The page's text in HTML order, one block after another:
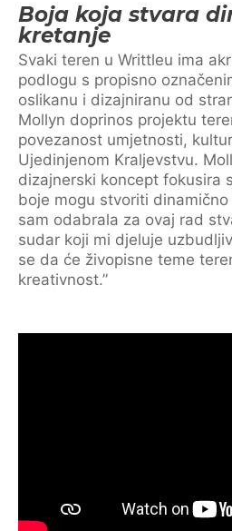
Boja koja stvara
kretanje
Svaki teren u Writtleu ima
podlogu s propisno
oslikanu i dizajniranu od
Mollyn doprinos projektu
povezanost umjetnosti,
Ujedinjenom Kraljevstvu.
dizajnerski koncept fokusira
boje mogu stvoriti
sam odabrala za ovaj rad
sudar koji mi djeluje
se da će živopisne teme
kreativnost.”